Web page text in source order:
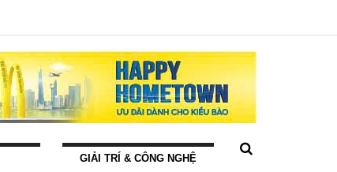
GIẢI TRÍ & CÔNG NGHỆ